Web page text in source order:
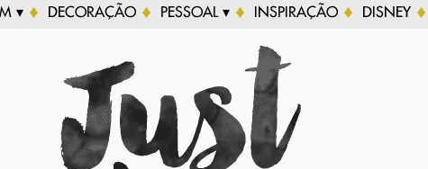
▾ DECORAÇÃO PESSOAL ▾ INSPIRAÇÃO DISNEY